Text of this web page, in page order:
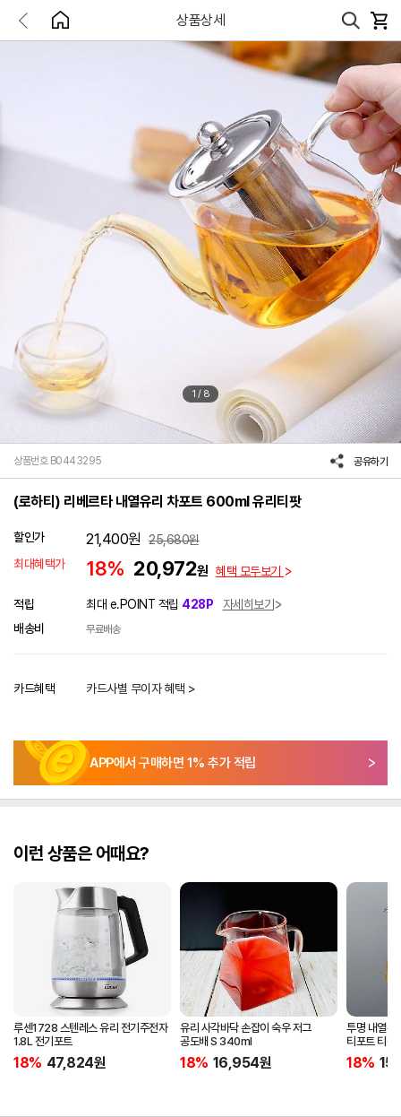
상품상세
1 / 8
상품번호 B0443295 공유하기
(로하티) 리베르타 내열유리 차포트 600ml 유리티팟
할인가 21,400원 25,680원
최대혜택가
18% 20,972원 혜택 모두보기
적립 최대 e.POINT 적립 428P
자세히보기
배송비
무료배송
카드혜택 카드사별 무이자 혜택 >
APP에서 구매하면 1% 추가 적립
이런 상품은 어때요?
루센1728 스텐레스 유리 전기주전자
1.8L 전기포트
18% 47,824원
유리 사각바닥 손잡이 숙우 저그
공도배 S 340ml
18% 16,954원
투명 내열
티포트 티팟
18%